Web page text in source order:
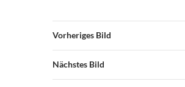
Vorheriges Bild
Nächstes Bild